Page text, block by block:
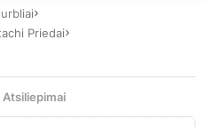
Priedai
Atsiliepimai